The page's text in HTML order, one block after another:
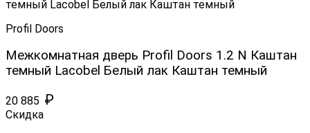
Profil Doors
Межкомнатная дверь Profil Doors 1.2 N Каштан
темный Lacobel Белый лак Каштан темный
20 885 ₽
Скидка